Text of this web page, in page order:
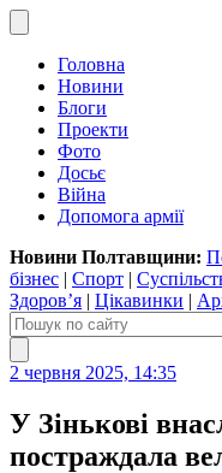
Головна
Новини
Блоги
Проекти
Фото
Досьє
Війна
Допомога армії
Новини Полтавщини:
бізнес | Спорт |
Здоров’я | Цікавинки |
2 червня 2025, 14:35
У Зінькові
постраждала